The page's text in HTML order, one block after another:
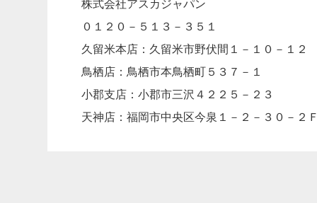
株式会社アスカジャパン
０１２０－５１３－３５１
久留米本店：久留米市野伏間１－１０－１２
鳥栖店：鳥栖市本鳥栖町５３７－１
小郡支店：小郡市三沢４２２５－２３
天神店：福岡市中央区今泉１－２－３０－２Ｆ